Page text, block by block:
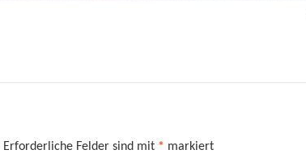
Erforderliche Felder sind mit * markiert